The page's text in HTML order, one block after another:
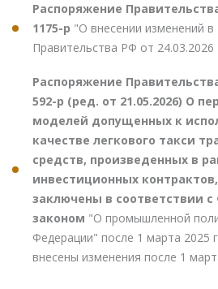
Распоряжение
1175-р "О внесении изменений
Правительства РФ от 24.03.2026
Распоряжение
592-р (ред. от 21.05.2026) О
моделей допущенных к
качестве легкового такси
средств, произведенных в
инвестиционных
заключены в соответствии
законом "О промышленной
Федерации" после 1 марта 2025
внесены изменения после 1